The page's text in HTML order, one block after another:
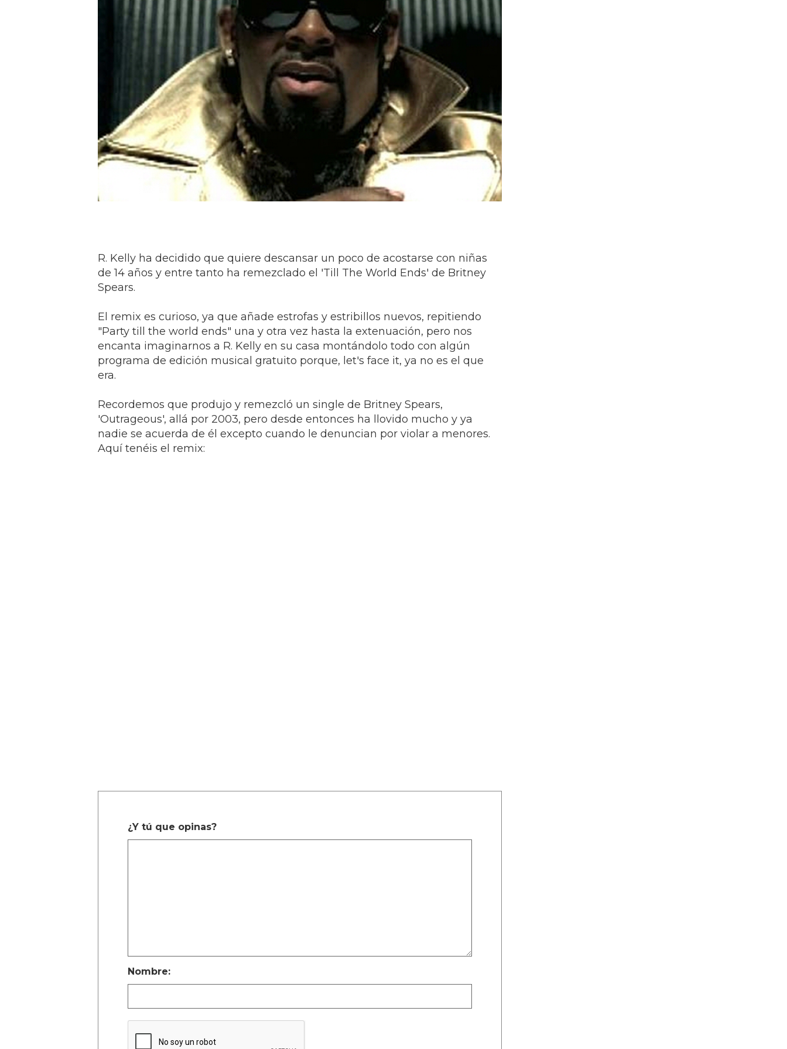
R. Kelly ha decidido que quiere descansar un poco de acostarse con niñas
de 14 años y entre tanto ha remezclado el 'Till The World Ends' de Britney
Spears.
El remix es curioso, ya que añade estrofas y estribillos nuevos, repitiendo
"Party till the world ends" una y otra vez hasta la extenuación, pero nos
encanta imaginarnos a R. Kelly en su casa montándolo todo con algún
programa de edición musical gratuito porque, let's face it, ya no es el que
era.
Recordemos que produjo y remezcló un single de Britney Spears,
'Outrageous', allá por 2003, pero desde entonces ha llovido mucho y ya
nadie se acuerda de él excepto cuando le denuncian por violar a menores.
Aquí tenéis el remix:
¿Y tú que opinas?
Nombre: